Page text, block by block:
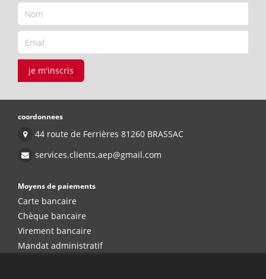
je m'inscris
coordonnees
44 route de Ferrières 81260 BRASSAC
services.clients.aep@gmail.com
Moyens de paiements
Carte bancaire
Chèque bancaire
Virement bancaire
Mandat administratif